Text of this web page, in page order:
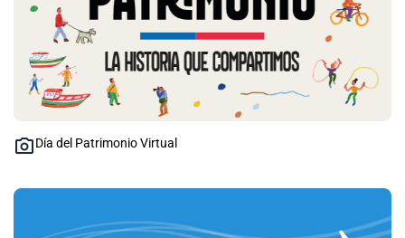
Día del Patrimonio Virtual